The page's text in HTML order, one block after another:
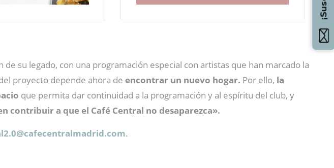
su legado, con una programación especial con artistas que han marcado la
proyecto depende ahora de encontrar un nuevo hogar. Por ello, la
que permita dar continuidad a la programación y al espíritu del club, y
contribuir a que el Café Central no desaparezca».
cafecentralmadrid.com.